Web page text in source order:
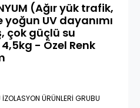
(Ağır yük trafik,
UV dayanımı
çok güçlü su
- Özel Renk
ÜRÜNLERİ GRUBU